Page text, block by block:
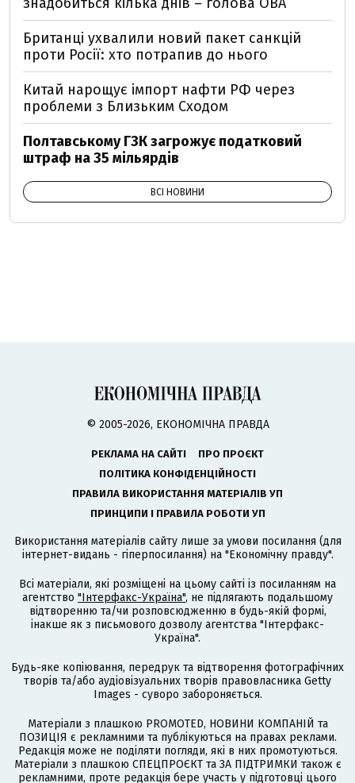
Британці ухвалили новий пакет санкцій
проти Росії: хто потрапив до нього
Китай нарощує імпорт нафти РФ через
проблеми з Близьким Сходом
Полтавському ГЗК загрожує податковий
штраф на 35 мільярдів
ВСІ НОВИНИ
© 2005-2026, ЕКОНОМІЧНА ПРАВДА
РЕКЛАМА НА САЙТІ
ПРО ПРОЄКТ
ПОЛІТИКА КОНФІДЕНЦІЙНОСТІ
ПРАВИЛА ВИКОРИСТАННЯ МАТЕРІАЛІВ УП
ПРИНЦИПИ І ПРАВИЛА РОБОТИ УП
Використання матеріалів сайту лише за умови посилання (для
інтернет-видань - гіперпосилання) на "Економічну правду".
Всі матеріали, які розміщені на цьому сайті із посиланням на
агентство "Інтерфакс-Україна", не підлягають подальшому
відтворенню та/чи розповсюдженню в будь-якій формі,
інакше як з письмового дозволу агентства "Інтерфакс-
Україна".
Будь-яке копіювання, передрук та відтворення фотографічних
творів та/або аудіовізуальних творів правовласника Getty
Images - суворо забороняється.
Матеріали з плашкою PROMOTED, НОВИНИ КОМПАНІЙ та
ПОЗИЦІЯ є рекламними та публікуються на правах реклами.
Редакція може не поділяти погляди, які в них промотуються.
Матеріали з плашкою СПЕЦПРОЄКТ та ЗА ПІДТРИМКИ також є
рекламними, проте редакція бере участь у підготовці цього